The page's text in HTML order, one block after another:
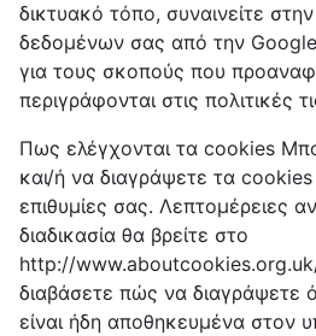
δικτυακό τόπο, συναινείτε
δεδομένων σας από την
για τους σκοπούς που
περιγράφονται στις πολιτικές
Πως ελέγχονται τα cookies
και/ή να διαγράψετε τα
επιθυμίες σας. Λεπτομέρειες
διαδικασία θα βρείτε στο
http://
διαβάσετε πώς να διαγράψετε
είναι ήδη αποθηκευμένα στον